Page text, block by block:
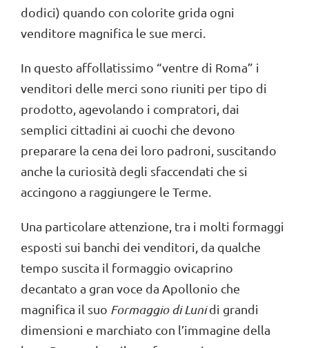
dodici) quando con colorite grida ogni
venditore magnifica le sue merci.
In questo affollatissimo “ventre di Roma” i
venditori delle merci sono riuniti per tipo di
prodotto, agevolando i compratori, dai
semplici cittadini ai cuochi che devono
preparare la cena dei loro padroni, suscitando
anche la curiosità degli sfaccendati che si
accingono a raggiungere le Terme.
Una particolare attenzione, tra i molti formaggi
esposti sui banchi dei venditori, da qualche
tempo suscita il formaggio ovicaprino
decantato a gran voce da Apollonio che
magnifica il suo Formaggio di Lunidi grandi
dimensioni e marchiato con l’immagine della